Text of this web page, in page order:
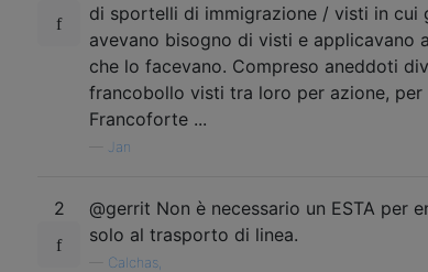
di sportelli di immigrazione / visti in
avevano bisogno di visti e applicavano
che lo facevano. Compreso aneddoti
francobollo visti tra loro per azione, per
Francoforte ...
Jan
2
@gerrit Non è necessario un ESTA per
solo al trasporto di linea.
Calchas,